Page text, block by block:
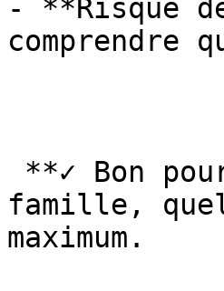
- **Risque
famille,
maximum.